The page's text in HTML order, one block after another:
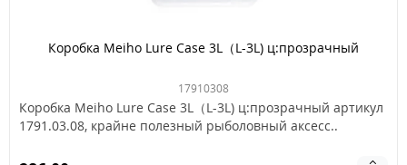
Коробка Meiho Lure Case 3L（L-3L) ц:прозрачный
17910308
Коробка Meiho Lure Case 3L（L-3L) ц:прозрачный артикул
1791.03.08, крайне полезный рыболовный аксесс..